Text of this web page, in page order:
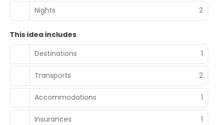
Nights 2
This idea includes
Destinations
1
Transports 2
Accommodations 1
Insurances 1